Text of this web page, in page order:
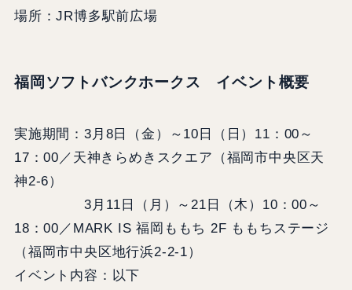
場所：JR博多駅前広場
福岡ソフトバンクホークス イベント概要
実施期間：3月8日（金）～10日（日）11：00～
17：00／天神きらめきスクエア（福岡市中央区天
神2-6）
3月11日（月）～21日（木）10：00～
18：00／MARK IS 福岡ももち 2F ももちステージ
（福岡市中央区地行浜2-2-1）
イベント内容：以下